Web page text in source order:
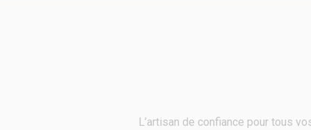
L’artisan de confiance pour tous